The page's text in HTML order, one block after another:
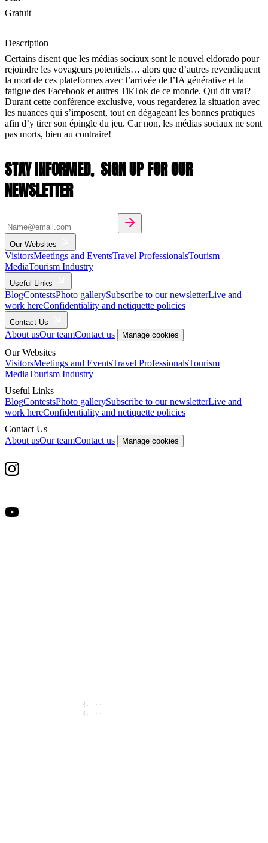
Gratuit
Description
Certains disent que les médias sociaux sont le nouvel eldorado pour
rejoindre les voyageurs potentiels… alors que d’autres revendiquent
la mort de ces plateformes avec l’arrivée de l’IA générative et la
fatigue des Facebook et autres TikTok de ce monde. Qui dit vrai?
Durant cette conférence exclusive, vous regarderez la situation avec
les nuances qui s’imposent, tout en dégageant les bonnes pratiques
afin d’y tirer son épingle du jeu. Car non, les médias sociaux ne sont
pas morts, bien au contraire!
STAY INFORMED, SIGN UP FOR OUR
NEWSLETTER
Our Websites
VisitorsMeetings and EventsTravel ProfessionalsTourism
MediaTourism Industry
Useful Links
BlogContestsPhoto gallerySubscribe to our newsletterLive and
work hereConfidentiality and netiquette policies
Contact Us
About usOur teamContact us Manage cookies
Our Websites
VisitorsMeetings and EventsTravel ProfessionalsTourism
MediaTourism Industry
Useful Links
BlogContestsPhoto gallerySubscribe to our newsletterLive and
work hereConfidentiality and netiquette policies
Contact Us
About usOur teamContact us Manage cookies